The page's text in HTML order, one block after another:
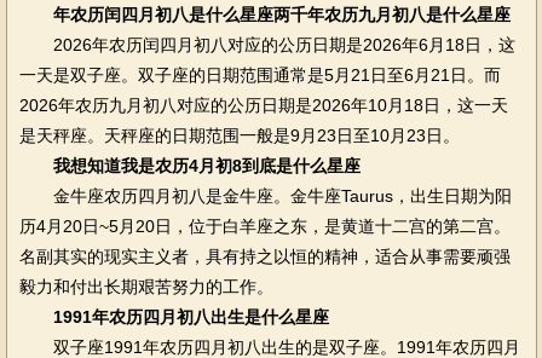
年农历闰四月初八是什么星座两千年农历九月初八是什么星座
2026年农历闰四月初八对应的公历日期是2026年6月18日，这
一天是双子座。双子座的日期范围通常是5月21日至6月21日。而
2026年农历九月初八对应的公历日期是2026年10月18日，这一天
是天秤座。天秤座的日期范围一般是9月23日至10月23日。
我想知道我是农历4月初8到底是什么星座
金牛座农历四月初八是金牛座。金牛座Taurus，出生日期为阳
历4月20日~5月20日，位于白羊座之东，是黄道十二宫的第二宫。
名副其实的现实主义者，具有持之以恒的精神，适合从事需要顽强
毅力和付出长期艰苦努力的工作。
1991年农历四月初八出生是什么星座
双子座1991年农历四月初八出生的是双子座。1991年农历四月